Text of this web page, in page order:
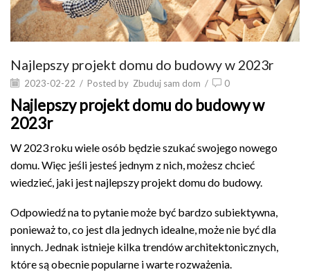
Najlepszy projekt domu do budowy w 2023r
2023-02-22 / Posted by Zbuduj sam dom / 0
Najlepszy projekt domu do budowy w
2023r
W 2023 roku wiele osób będzie szukać swojego nowego
domu. Więc jeśli jesteś jednym z nich, możesz chcieć
wiedzieć, jaki jest najlepszy projekt domu do budowy.
Odpowiedź na to pytanie może być bardzo subiektywna,
ponieważ to, co jest dla jednych idealne, może nie być dla
innych. Jednak istnieje kilka trendów architektonicznych,
które są obecnie popularne i warte rozważenia.